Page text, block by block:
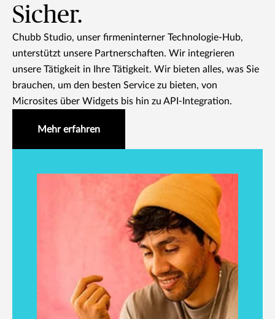
Sicher.
Chubb Studio, unser firmeninterner Technologie-Hub,
unterstützt unsere Partnerschaften. Wir integrieren
unsere Tätigkeit in Ihre Tätigkeit. Wir bieten alles, was Sie
brauchen, um den besten Service zu bieten, von
Microsites über Widgets bis hin zu API-Integration.
Mehr erfahren